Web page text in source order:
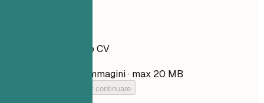
Trascina qui il tuo CV
PDF, DOCX, TXT e immagini · max 20 MB
Aggiungi il tuo CV per continuare